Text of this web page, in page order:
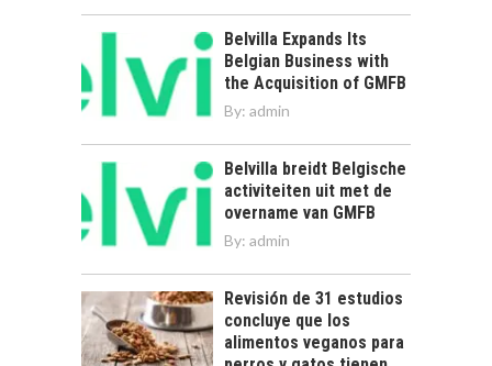
Belvilla Expands Its
Belgian Business with
the Acquisition of GMFB
By: admin
Belvilla breidt Belgische
activiteiten uit met de
overname van GMFB
By: admin
Revisión de 31 estudios
concluye que los
alimentos veganos para